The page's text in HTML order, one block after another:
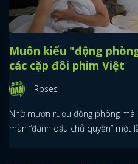
Muôn kiểu "động
các cặp đôi phim Việt
Roses
Nhờ mượn rượu động phòng
màn “đánh dấu chủ quyền” một